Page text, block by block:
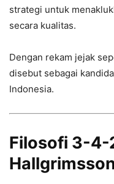
strategi untuk
secara kualitas.
Dengan rekam jejak
disebut sebagai
Indonesia.
Filosofi 3-4-